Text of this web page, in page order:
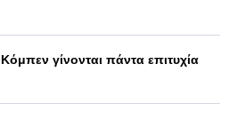
γίνονται πάντα επιτυχία